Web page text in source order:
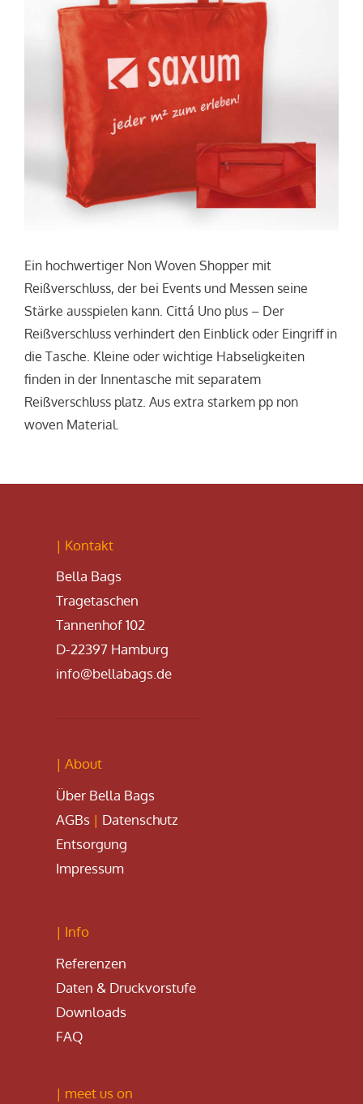
Ein hochwertiger Non Woven Shopper mit
Reißverschluss, der bei Events und Messen seine
Stärke ausspielen kann. Cittá Uno plus – Der
Reißverschluss verhindert den Einblick oder Eingriff in
die Tasche. Kleine oder wichtige Habseligkeiten
finden in der Innentasche mit separatem
Reißverschluss platz. Aus extra starkem pp non
woven Material.
| Kontakt
Bella Bags
Tragetaschen
Tannenhof 102
D-22397 Hamburg
info@bellabags.de
| About
Über Bella Bags
AGBs | Datenschutz
Entsorgung
Impressum
| Info
Referenzen
Daten & Druckvorstufe
Downloads
FAQ
| meet us on